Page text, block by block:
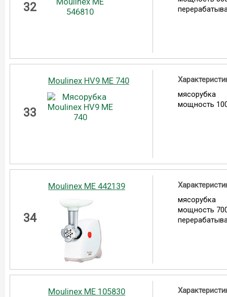
32
33
Moulinex HV9 ME 740
мясорубка
мощность
34
Moulinex ME 442139
мясорубка
мощность
Moulinex ME 105830